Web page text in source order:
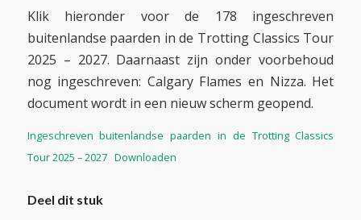
Klik hieronder voor de 178 ingeschreven
buitenlandse paarden in de Trotting Classics Tour
2025 – 2027. Daarnaast zijn onder voorbehoud
nog ingeschreven: Calgary Flames en Nizza. Het
document wordt in een nieuw scherm geopend.
Ingeschreven buitenlandse paarden in de Trotting Classics
Tour 2025 – 2027 Downloaden
Deel dit stuk